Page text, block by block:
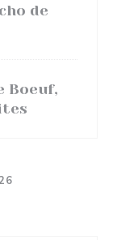
de
Boeuf,